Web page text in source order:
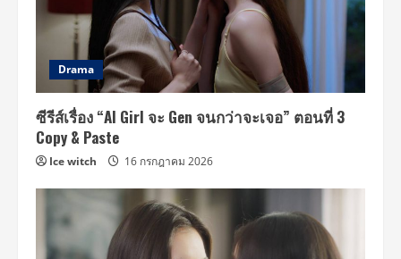
Drama
ซีรีส์เรื่อง “AI Girl จะ Gen จนกว่าจะเจอ” ตอนที่ 3
Copy & Paste
Ice witch 16 กรกฎาคม 2026